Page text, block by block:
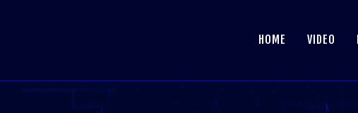
HOME VIDEO